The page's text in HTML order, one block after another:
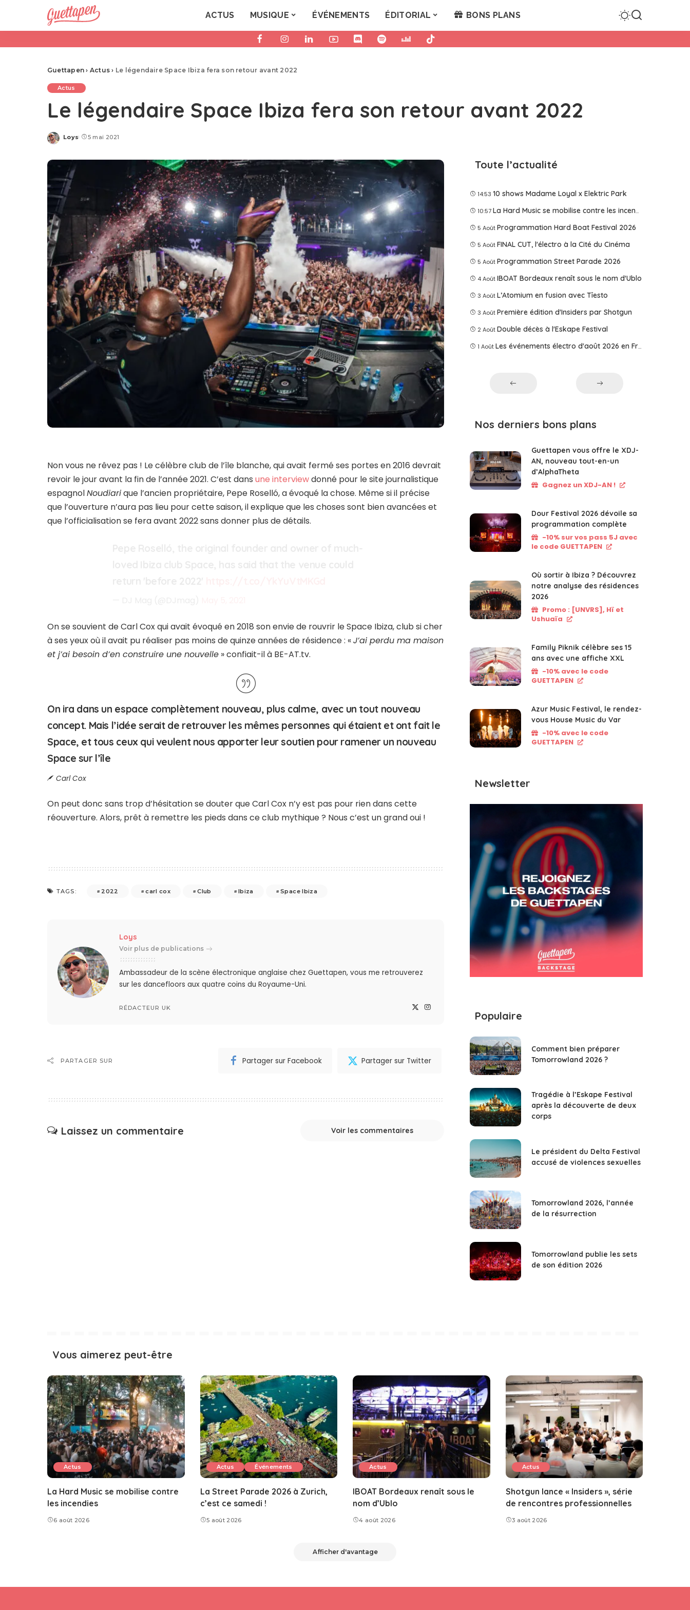
ACTUS MUSIQUE ÉVÉNEMENTS ÉDITORIAL BONS PLANS
Guettapen › Actus › Le légendaire Space Ibiza fera son retour avant 2022
Actus
Le légendaire Space Ibiza fera son retour avant 2022
Posted
Loys 5 mai 2021
Non vous ne rêvez pas ! Le célèbre club de l’île blanche, qui avait fermé ses portes en 2016 devrait
revoir le jour avant la fin de l’année 2021. C’est dansune interviewdonné pour le site journalistique
espagnolNoudiarique l’ancien propriétaire, Pepe Roselló, a évoqué la chose. Même si il précise
que l’ouverture n’aura pas lieu pour cette saison, il explique que les choses sont bien avancées et
que l’officialisation se fera avant 2022 sans donner plus de détails.
On se souvient de Carl Cox qui avait évoqué en 2018 son envie de rouvrir le Space Ibiza, club si cher
à ses yeux où il avait pu réaliser pas moins de quinze années de résidence : «J’ai perdu ma maison
et j’ai besoin d’en construire une nouvelle » confiait-il à BE-AT.tv.
On ira dans un espace complètement nouveau, plus calme, avec un tout nouveau
concept. Mais l’idée serait de retrouver les mêmes personnes qui étaient et ont fait le
Space, et tous ceux qui veulent nous apporter leur soutien pour ramener un nouveau
Space sur l’île
Carl Cox
On peut donc sans trop d’hésitation se douter que Carl Cox n’y est pas pour rien dans cette
réouverture. Alors, prêt à remettre les pieds dans ce club mythique ? Nous c’est un grand oui !
TAGS: 2022 carl cox Club Ibiza Space Ibiza
Loys
Voir plus de publications
Ambassadeur de la scène électronique anglaise chez Guettapen, vous me retrouverez
sur les dancefloors aux quatre coins du Royaume-Uni.
RÉDACTEUR UK
PARTAGER SUR Partager sur Facebook Partager sur Twitter
Laissez un commentaire Voir les commentaires
Toute l’actualité
14:53 10 shows Madame Loyal x Elektric Park
10:57 La Hard Music se mobilise contre les incendies
5 Août Programmation Hard Boat Festival 2026
5 Août FINAL CUT, l'électro à la Cité du Cinéma
5 Août Programmation Street Parade 2026
4 Août IBOAT Bordeaux renaît sous le nom d'Ublo
3 Août L’Atomium en fusion avec Tîesto
3 Août Première édition d'Insiders par Shotgun
2 Août Double décès à l'Eskape Festival
1 Août Les événements électro d'août 2026 en France
Nos derniers bons plans
Guettapen vous offre le XDJ-
AN, nouveau tout-en-un
d’AlphaTheta
Gagnez un XDJ-AN !
Dour Festival 2026 dévoile sa
programmation complète
-10% sur vos pass 5J avec
le code GUETTAPEN
Où sortir à Ibiza ? Découvrez
notre analyse des résidences
2026
Promo : [UNVRS], Hï et
Ushuaïa
Family Piknik célèbre ses 15
ans avec une affiche XXL
-10% avec le code
GUETTAPEN
Azur Music Festival, le rendez-
vous House Music du Var
-10% avec le code
GUETTAPEN
Newsletter
Populaire
Comment bien préparer
Tomorrowland 2026 ?
Tragédie à l’Eskape Festival
après la découverte de deux
corps
Le président du Delta Festival
accusé de violences sexuelles
Tomorrowland 2026, l’année
de la résurrection
Tomorrowland publie les sets
de son édition 2026
Vous aimerez peut-être
Actus
La Hard Music se mobilise contre
les incendies
6 août 2026
Actus Événements
La Street Parade 2026 à Zurich,
c’est ce samedi !
5 août 2026
Actus
IBOAT Bordeaux renaît sous le
nom d’Ublo
4 août 2026
Actus
Shotgun lance « Insiders », série
de rencontres professionnelles
3 août 2026
Afficher d'avantage